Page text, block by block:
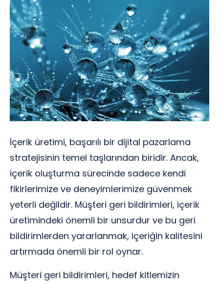
İçerik üretimi, başarılı bir dijital pazarlama
stratejisinin temel taşlarından biridir. Ancak,
içerik oluşturma sürecinde sadece kendi
fikirlerimize ve deneyimlerimize güvenmek
yeterli değildir. Müşteri geri bildirimleri, içerik
üretimindeki önemli bir unsurdur ve bu geri
bildirimlerden yararlanmak, içeriğin kalitesini
artırmada önemli bir rol oynar.
Müşteri geri bildirimleri, hedef kitlemizin